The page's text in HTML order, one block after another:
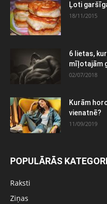
Ļoti
18/11/2015
6 lietas,
mīļotajām
02/07/2018
Kurām
vienatnē?
11/09/2019
POPULĀRĀS
Raksti
Ziņas